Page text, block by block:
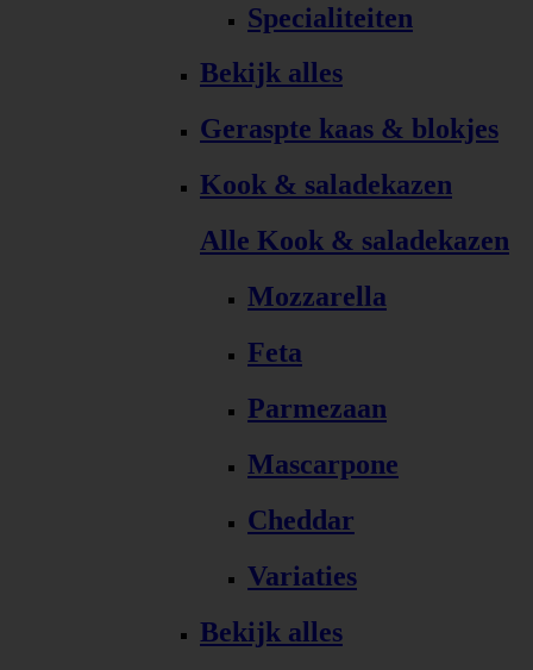
Specialiteiten
Bekijk alles
Geraspte kaas & blokjes
Kook & saladekazen
Alle Kook & saladekazen
Mozzarella
Feta
Parmezaan
Mascarpone
Cheddar
Variaties
Bekijk alles